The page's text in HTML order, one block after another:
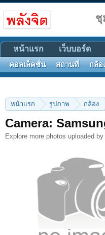
หน้าแรก รูปภาพ กล้อง
Camera:
Explore more photos uploaded
ชุ
หน้าแรก เว็บบอร์ด
คอลเล็คชั่น สถานที่ กล้อ